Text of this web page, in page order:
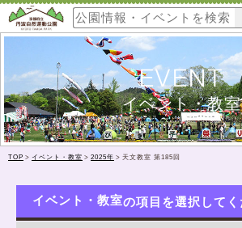
EVENT
イベント・教室
TOP > イベント・教室 > 2025年 > 天文教室 第185回
イベント・教室